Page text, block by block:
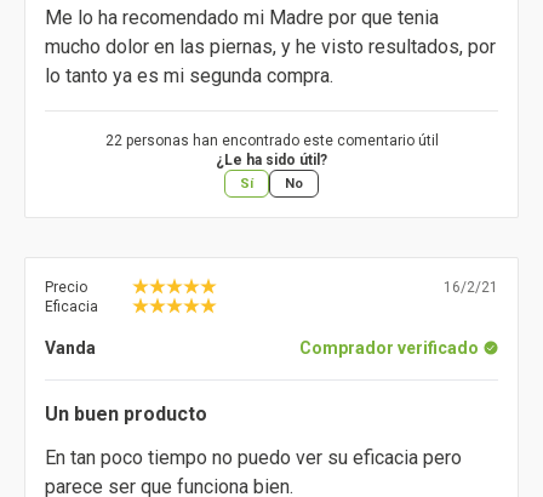
Me lo ha recomendado mi Madre por que tenia
mucho dolor en las piernas, y he visto resultados, por
lo tanto ya es mi segunda compra.
22 personas han encontrado este comentario útil
¿Le ha sido útil?
Sí No
Precio
Eficacia
16/2/21
Vanda Comprador verificado
Un buen producto
En tan poco tiempo no puedo ver su eficacia pero
parece ser que funciona bien.